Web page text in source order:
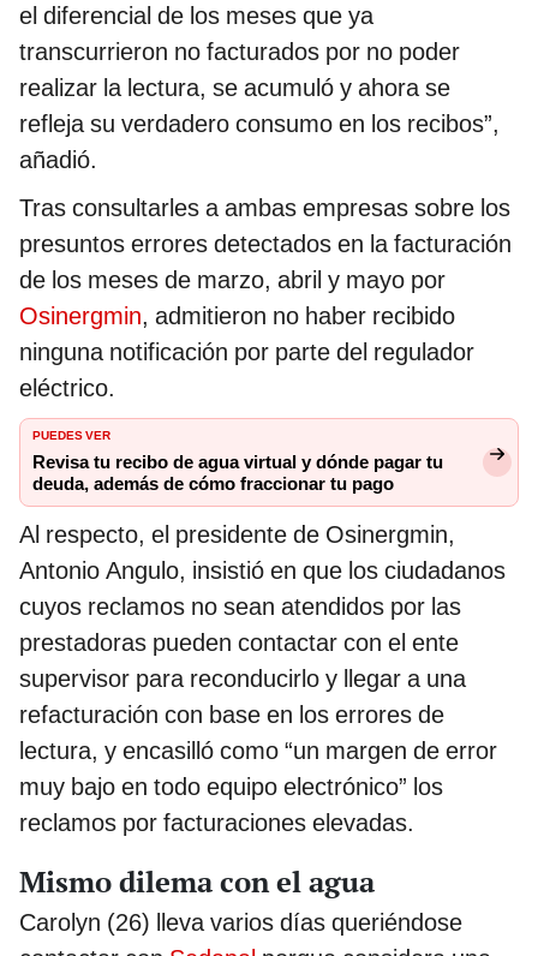
el diferencial de los meses que ya
transcurrieron no facturados por no poder
realizar la lectura, se acumuló y ahora se
refleja su verdadero consumo en los recibos”,
añadió.
Tras consultarles a ambas empresas sobre los
presuntos errores detectados en la facturación
de los meses de marzo, abril y mayo por
Osinergmin, admitieron no haber recibido
ninguna notificación por parte del regulador
eléctrico.
PUEDES VER
Revisa tu recibo de agua virtual y dónde pagar tu
deuda, además de cómo fraccionar tu pago
Al respecto, el presidente de Osinergmin,
Antonio Angulo, insistió en que los ciudadanos
cuyos reclamos no sean atendidos por las
prestadoras pueden contactar con el ente
supervisor para reconducirlo y llegar a una
refacturación con base en los errores de
lectura, y encasilló como “un margen de error
muy bajo en todo equipo electrónico” los
reclamos por facturaciones elevadas.
Mismo dilema con el agua
Carolyn (26) lleva varios días queriéndose